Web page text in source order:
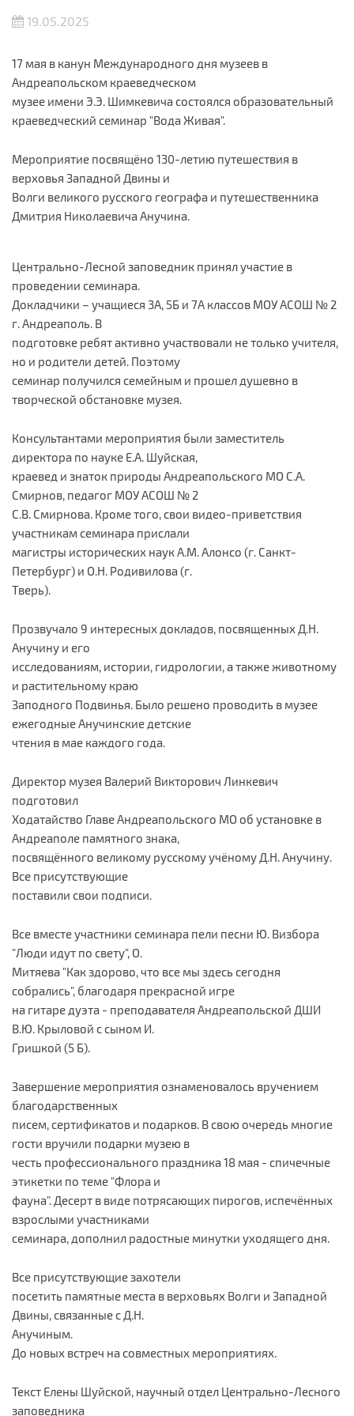
19.05.2025
17 мая в канун Международного дня музеев в
Андреапольском краеведческом
музее имени Э.Э. Шимкевича состоялся образовательный
краеведческий семинар "Вода Живая".
Мероприятие посвящёно 130-летию путешествия в
верховья Западной Двины и
Волги великого русского географа и путешественника
Дмитрия Николаевича Анучина.
Центрально-Лесной заповедник принял участие в
проведении семинара.
Докладчики – учащиеся 3А, 5Б и 7А классов МОУ АСОШ № 2
г. Андреаполь. В
подготовке ребят активно участвовали не только учителя,
но и родители детей. Поэтому
семинар получился семейным и прошел душевно в
творческой обстановке музея.
Консультантами мероприятия были заместитель
директора по науке Е.А. Шуйская,
краевед и знаток природы Андреапольского МО С.А.
Смирнов, педагог МОУ АСОШ № 2
С.В. Смирнова. Кроме того, свои видео-приветствия
участникам семинара прислали
магистры исторических наук А.М. Алонсо (г. Санкт-
Петербург) и О.Н. Родивилова (г.
Тверь).
Прозвучало 9 интересных докладов, посвященных Д.Н.
Анучину и его
исследованиям, истории, гидрологии, а также животному
и растительному краю
Заподного Подвинья. Было решено проводить в музее
ежегодные Анучинские детские
чтения в мае каждого года.
Директор музея Валерий Викторович Линкевич
подготовил
Ходатайство Главе Андреапольского МО об установке в
Андреаполе памятного знака,
посвящённого великому русскому учёному Д.Н. Анучину.
Все присутствующие
поставили свои подписи.
Все вместе участники семинара пели песни Ю. Визбора
"Люди идут по свету", О.
Митяева "Как здорово, что все мы здесь сегодня
собрались", благодаря прекрасной игре
на гитаре дуэта - преподавателя Андреапольской ДШИ
В.Ю. Крыловой с сыном И.
Гришкой (5 Б).
Завершение мероприятия ознаменовалось вручением
благодарственных
писем, сертификатов и подарков. В свою очередь многие
гости вручили подарки музею в
честь профессионального праздника 18 мая - спичечные
этикетки по теме "Флора и
фауна". Десерт в виде потрясающих пирогов, испечённых
взрослыми участниками
семинара, дополнил радостные минутки уходящего дня.
Все присутствующие захотели
посетить памятные места в верховьях Волги и Западной
Двины, связанные с Д.Н.
Анучиным.
До новых встреч на совместных мероприятиях.
Текст Елены Шуйской, научный отдел Центрально-Лесного
заповедника